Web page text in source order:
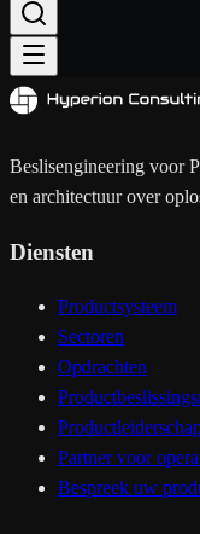
Beslisengineering voor
en architectuur over
Diensten
Productsysteem
Sectoren
Opdrachten
Partner voor
Bespreek uw